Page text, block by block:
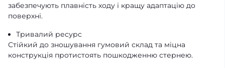
забезпечують плавність ходу і кращу адаптацію до
поверхні.
Тривалий ресурс
Стійкий до зношування гумовий склад та міцна
конструкція протистоять пошкодженню стернею.